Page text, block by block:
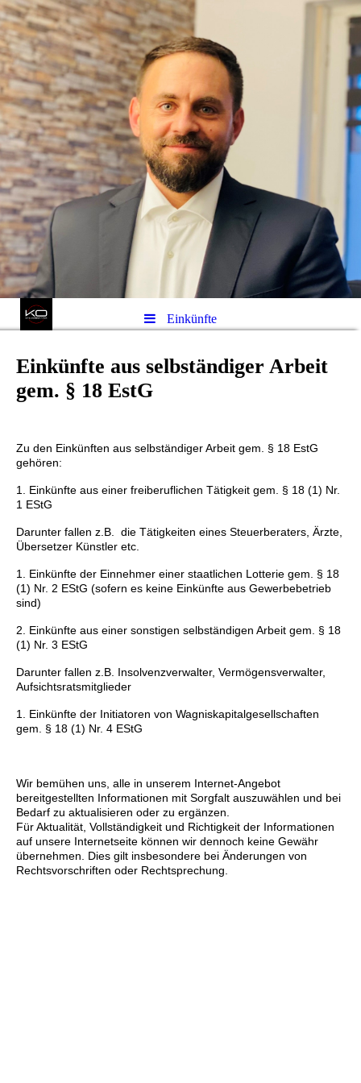
Einkünfte
Einkünfte aus selbständiger Arbeit
gem. § 18 EstG
Zu den Einkünften aus selbständiger Arbeit gem. § 18 EstG
gehören:
1. Einkünfte aus einer freiberuflichen Tätigkeit gem. § 18 (1) Nr.
1 EStG
Darunter fallen z.B. die Tätigkeiten eines Steuerberaters, Ärzte,
Übersetzer Künstler etc.
1. Einkünfte der Einnehmer einer staatlichen Lotterie gem. § 18
(1) Nr. 2 EStG (sofern es keine Einkünfte aus Gewerbebetrieb
sind)
2. Einkünfte aus einer sonstigen selbständigen Arbeit gem. § 18
(1) Nr. 3 EStG
Darunter fallen z.B. Insolvenzverwalter, Vermögensverwalter,
Aufsichtsratsmitglieder
1. Einkünfte der Initiatoren von Wagniskapitalgesellschaften
gem. § 18 (1) Nr. 4 EStG
Wir bemühen uns, alle in unserem Internet-Angebot
bereitgestellten Informationen mit Sorgfalt auszuwählen und bei
Bedarf zu aktualisieren oder zu ergänzen.
Für Aktualität, Vollständigkeit und Richtigkeit der Informationen
auf unsere Internetseite können wir dennoch keine Gewähr
übernehmen. Dies gilt insbesondere bei Änderungen von
Rechtsvorschriften oder Rechtsprechung.